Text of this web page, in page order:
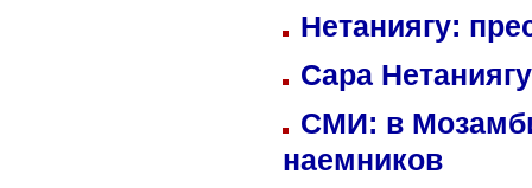
Нетаниягу:
Сара
СМИ: в
наемников